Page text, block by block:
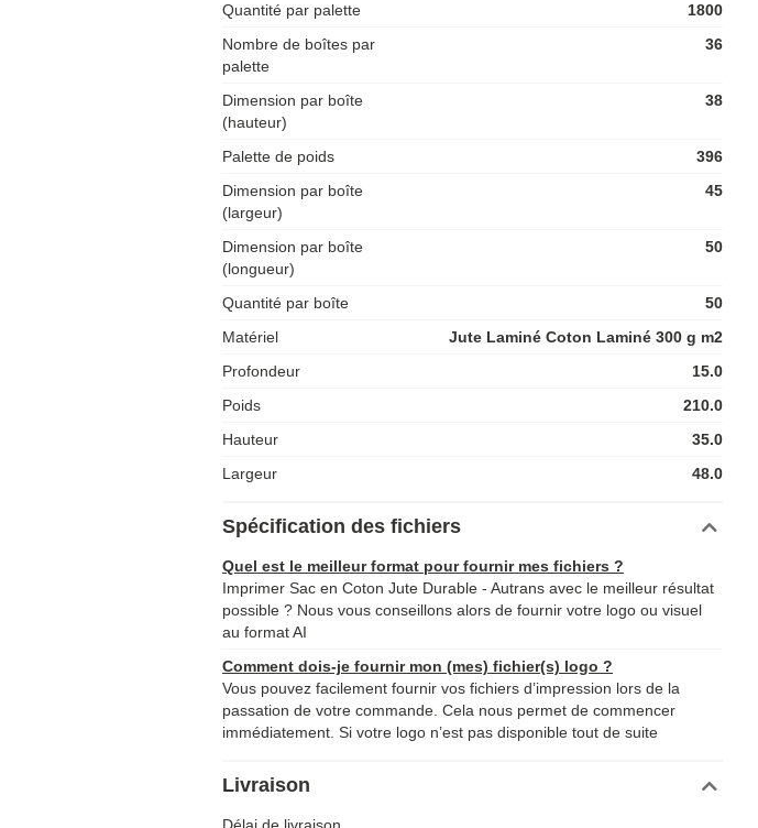
Quantité par palette
1800
Nombre de boîtes par
palette
36
Dimension par boîte
(hauteur)
38
Palette de poids
396
Dimension par boîte
(largeur)
45
Dimension par boîte
(longueur)
50
Quantité par boîte
50
Matériel
Jute Laminé Coton Laminé 300 g m2
Profondeur
15.0
Poids
210.0
Hauteur
35.0
Largeur
48.0
Spécification des fichiers
Quel est le meilleur format pour fournir mes fichiers ?
Imprimer Sac en Coton Jute Durable - Autrans avec le meilleur résultat
possible ? Nous vous conseillons alors de fournir votre logo ou visuel
au format AI
Comment dois-je fournir mon (mes) fichier(s) logo ?
Vous pouvez facilement fournir vos fichiers d’impression lors de la
passation de votre commande. Cela nous permet de commencer
immédiatement. Si votre logo n’est pas disponible tout de suite
Livraison